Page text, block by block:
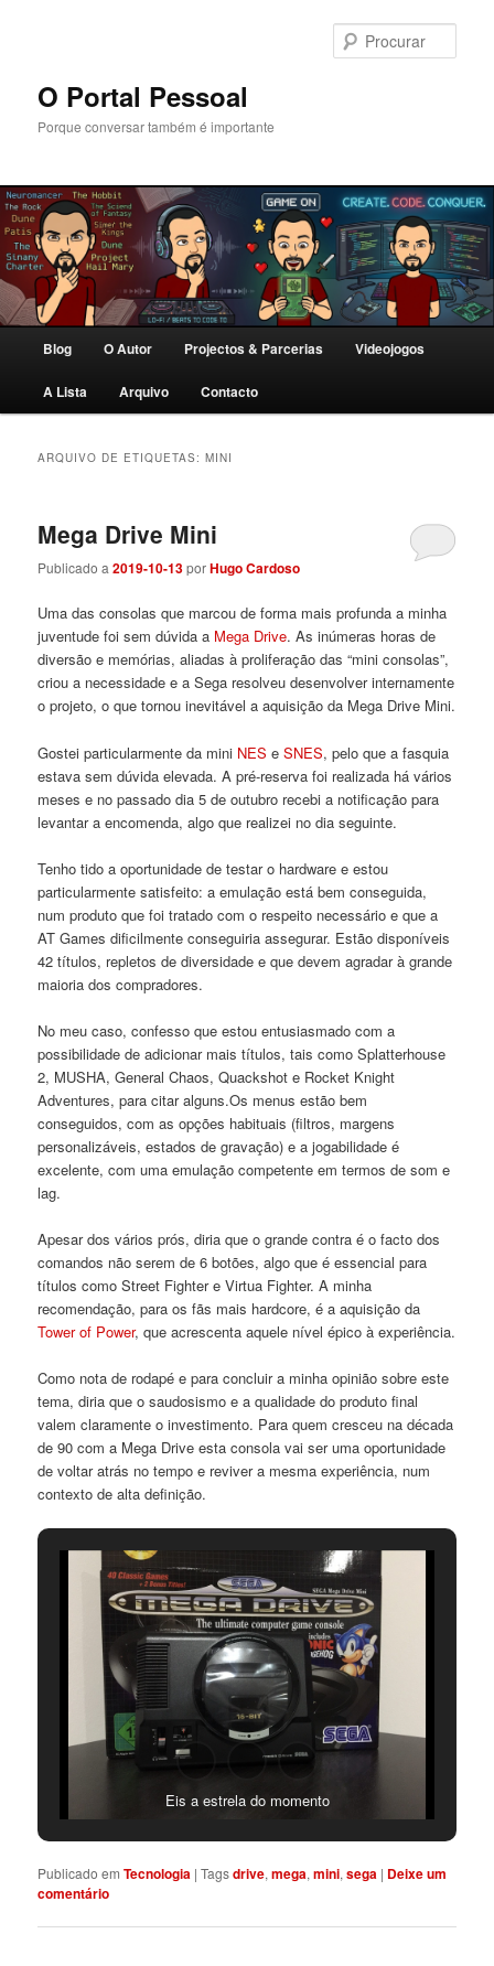
primário
secundárioO Portal Pessoal
Porque conversar também é importante
Blog O Autor Projectos & Parcerias Videojogos
A Lista Arquivo Contacto
ARQUIVO DE ETIQUETAS:MINI
Mega Drive Mini
Publicado a2019-10-13porHugo Cardoso
Uma das consolas que marcou de forma mais profunda a minha
juventude foi sem dúvida a Mega Drive. As inúmeras horas de
diversão e memórias, aliadas à proliferação das “mini consolas”,
criou a necessidade e a Sega resolveu desenvolver internamente
o projeto, o que tornou inevitável a aquisição da Mega Drive Mini.
Gostei particularmente da mini NES eSNES, pelo que a fasquia
estava sem dúvida elevada. A pré-reserva foi realizada há vários
meses e no passado dia 5 de outubro recebi a notificação para
levantar a encomenda, algo que realizei no dia seguinte.
Tenho tido a oportunidade de testar o hardware e estou
particularmente satisfeito: a emulação está bem conseguida,
num produto que foi tratado com o respeito necessário e que a
AT Games dificilmente conseguiria assegurar. Estão disponíveis
42 títulos, repletos de diversidade e que devem agradar à grande
maioria dos compradores.
No meu caso, confesso que estou entusiasmado com a
possibilidade de adicionar mais títulos, tais como Splatterhouse
2, MUSHA, General Chaos, Quackshot e Rocket Knight
Adventures, para citar alguns.Os menus estão bem
conseguidos, com as opções habituais (filtros, margens
personalizáveis, estados de gravação) e a jogabilidade é
excelente, com uma emulação competente em termos de som e
lag.
Apesar dos vários prós, diria que o grande contra é o facto dos
comandos não serem de 6 botões, algo que é essencial para
títulos como Street Fighter e Virtua Fighter. A minha
recomendação, para os fãs mais hardcore, é a aquisição da
Tower of Power, que acrescenta aquele nível épico à experiência.
Como nota de rodapé e para concluir a minha opinião sobre este
tema, diria que o saudosismo e a qualidade do produto final
valem claramente o investimento. Para quem cresceu na década
de 90 com a Mega Drive esta consola vai ser uma oportunidade
de voltar atrás no tempo e reviver a mesma experiência, num
contexto de alta definição.
Eis a estrela do momento
Publicado em Tecnologia |Tagsdrive,mega,mini,sega | Deixe um
comentário